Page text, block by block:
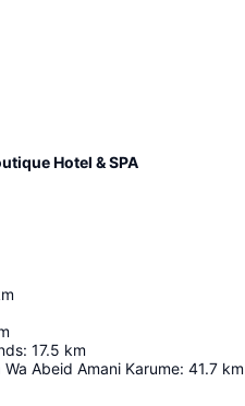
Hotel & SPA
: 17.5 km
Abeid Amani Karume: 41.7 km